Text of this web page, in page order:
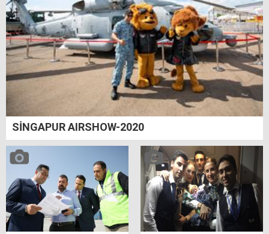
SİNGAPUR AIRSHOW-2020